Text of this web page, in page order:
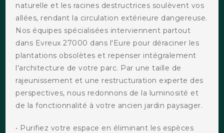
naturelle et les racines destructrices soulèvent vos
allées, rendant la circulation extérieure dangereuse.
Nos équipes spécialisées interviennent partout
dans Evreux 27000 dans l'Eure pour déraciner les
plantations obsolètes et repenser intégralement
l'architecture de votre parc. Par une taille de
rajeunissement et une restructuration experte des
perspectives, nous redonnons de la luminosité et
de la fonctionnalité à votre ancien jardin paysager.
• Purifiez votre espace en éliminant les espèces